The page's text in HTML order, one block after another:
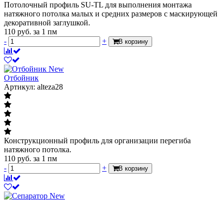
Потолочный профиль SU-TL для выполнения монтажа
натяжного потолка малых и средних размеров с маскирующей
декоративной заглушкой.
110 руб. за 1 пм
-
+ В корзину
New
Отбойник
Артикул: alteza28
Конструкционный профиль для организации перегиба
натяжного потолка.
110 руб. за 1 пм
-
+ В корзину
New